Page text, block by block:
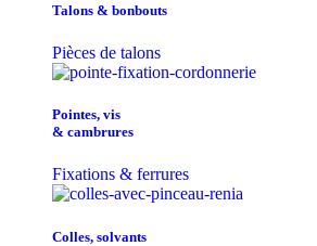
Talons & bonbouts
Pièces de talons
Pointes, vis
& cambrures
Fixations & ferrures
Colles, solvants